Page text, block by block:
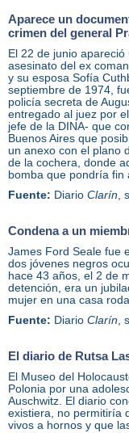
Aparece un
crimen del general
El 22 de junio
asesinato del ex
y su esposa Sofía
septiembre de 1974,
policía secreta de
entregado al juez por
jefe de la DINA- que
Buenos Aires que
un anexo con el plano
de la cochera, donde
bomba que pondría fin
Fuente: Diario Clarín,
Condena a un
James Ford Seale fue
dos jóvenes negros
hace 43 años, el 2 de
detención, era un
mujer en una casa
Fuente: Diario Clarín,
El diario de Rutsa
El Museo del
Polonia por una
Auschwitz. El diario
existiera, no permitiría
vivos a hornos y que